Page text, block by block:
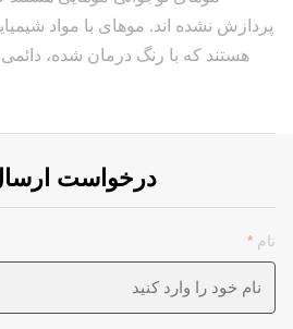
پردازش نشده اند. موهای با مواد
هستند که با رنگ درمان شده،
درخواست
نام *